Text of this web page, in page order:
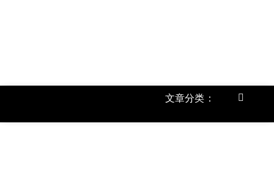
文章分类：
Toggle